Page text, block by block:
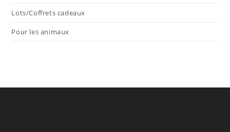
Lots/Coffrets cadeaux
Pour les animaux